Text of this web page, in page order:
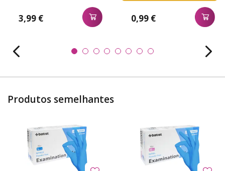
3,99 € 0,99 €
Produtos semelhantes